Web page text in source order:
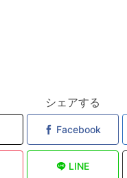
シェアする
Facebook
LINE